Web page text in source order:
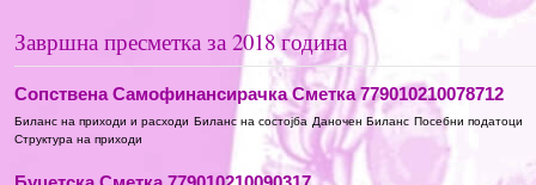
Завршна пресметка за 2018 година
Сопствена Самофинансирачка Сметка 779010210078712
Биланс на приходи и расходи Биланс на состојба Даночен Биланс Посебни податоци
Структура на приходи